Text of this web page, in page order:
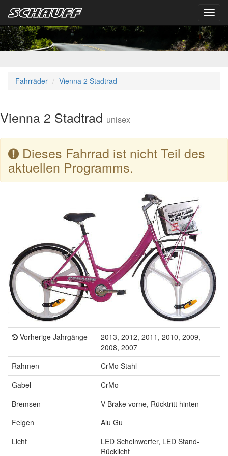
Fahrräder Vienna 2 Stadtrad
Vienna 2 Stadtrad unisex
Dieses Fahrrad ist nicht Teil des
aktuellen Programms.
Vorherige Jahrgänge
2013, 2012, 2011, 2010, 2009,
2008, 2007
Rahmen
CrMo Stahl
Gabel
CrMo
Bremsen
V-Brake vorne, Rücktritt hinten
Felgen
Alu Gu
Licht
LED Scheinwerfer, LED Stand-
Rücklicht